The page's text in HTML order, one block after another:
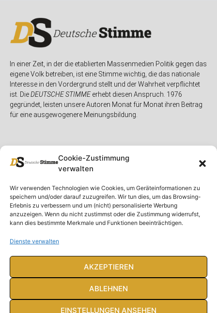
Cookie-Zustimmung
verwalten
Wir verwenden Technologien wie Cookies, um Geräteinformationen zu
speichern und/oder darauf zuzugreifen. Wir tun dies, um das Browsing-
Erlebnis zu verbessern und um (nicht) personalisierte Werbung
anzuzeigen. Wenn du nicht zustimmst oder die Zustimmung widerrufst,
kann dies bestimmte Merkmale und Funktionen beeinträchtigen.
Dienste verwalten
AKZEPTIEREN
ABLEHNEN
EINSTELLUNGEN ANSEHEN
In einer Zeit, in der die etablierten Massenmedien Politik gegen das
eigene Volk betreiben, ist eine Stimme wichtig, die das nationale
Interesse in den Vordergrund stellt und der Wahrheit verpflichtet
ist. DieDEUTSCHE STIMMEerhebt diesen Anspruch. 1976
gegründet, leisten unsere Autoren Monat für Monat ihren Beitrag
für eine ausgewogenere Meinungsbildung.
Unser Magazin
Spenden
Ausgaben
Abonnieren
Rubriken
Deutschland
Ausland
Feuilleton
Rechtliches
Rechtliche Hinweise
Impressum
Datenschutzerklärung